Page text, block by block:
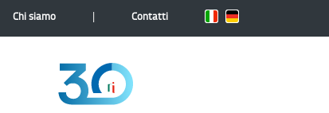
Chi siamo | Contatti